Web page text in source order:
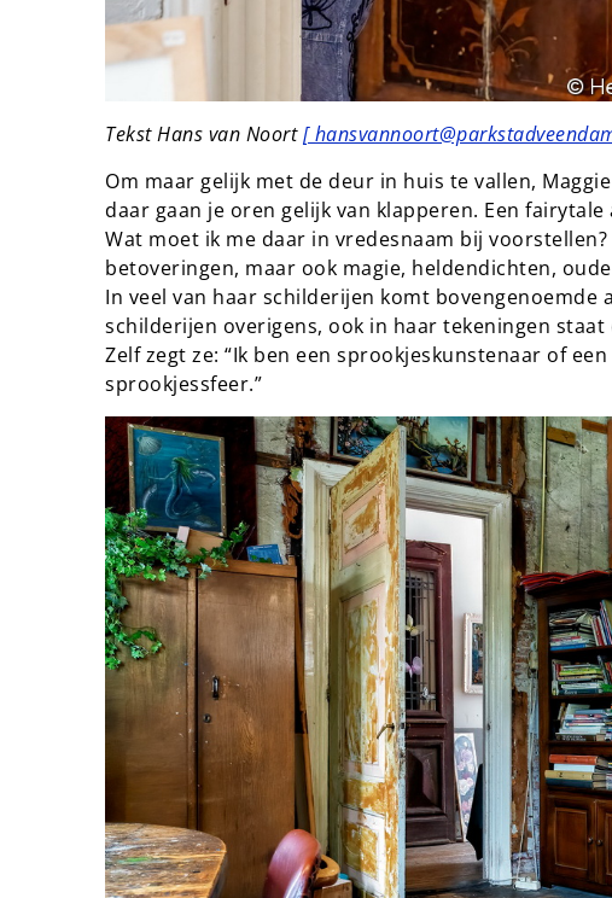
Tekst Hans van Noort[
Om maar gelijk met de deur in huis te vallen,
daar gaan je oren gelijk van klapperen. Een fairytale
Wat moet ik me daar in vredesnaam bij
betoveringen, maar ook magie, heldendichten,
In veel van haar schilderijen komt bovengenoemde
schilderijen overigens, ook in haar tekeningen
Zelf zegt ze: “Ik ben een sprookjeskunstenaar of
sprookjessfeer.”